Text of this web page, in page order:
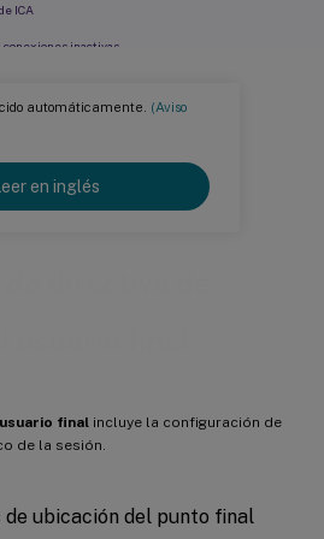
automáticamente. (Aviso
en inglés
final incluye la configuración de
de la sesión.
ubicación del punto final
ICA
conexiones inactivas